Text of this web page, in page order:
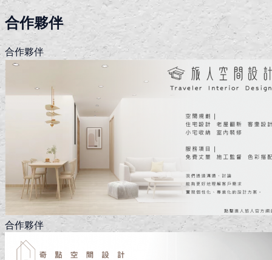
合作夥伴
合作夥伴
合作夥伴